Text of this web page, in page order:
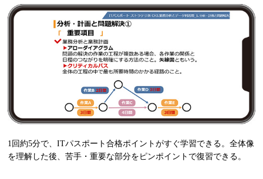
1回約5分で、ITパスポート合格ポイントがすぐ学習できる。全体像
を理解した後、苦手・重要な部分をピンポイントで復習できる。